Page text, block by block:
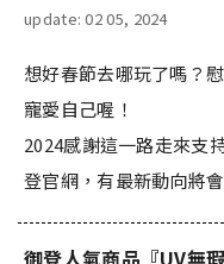
update: 02 05, 2024
想好春節去哪玩了嗎？
寵愛自己喔！
2024感謝這一路走來支
登官網，有最新動向將
御登人氣商品『UV無